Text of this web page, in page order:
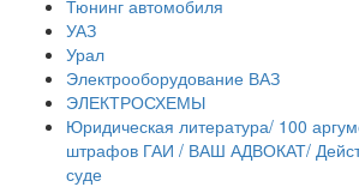
Тюнинг автомобиля
УАЗ
Урал
Электрооборудование ВАЗ
ЭЛЕКТРОСХЕМЫ
Юридическая литература/ 100
штрафов ГАИ / ВАШ АДВОКАТ/
суде